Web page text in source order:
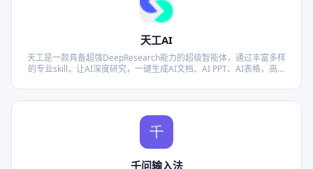
天工AI
天工是一款具备超强DeepResearch能力的超级智能体，通过丰富多样
的专业skill，让AI深度研究，一键生成AI文档、AI PPT、AI表格，高效
本等多种形式的创意内容创作，激发无限灵感。天工融合先进的多模态
理解与深度检索分析技术，一问即得科研级、专业级、咨询级的高质量
结果，帮助你摆脱繁琐事务，显著提升效率。无论你是职场白领、科研
人员、大学生、研究生，还是自媒体KOL，天工都将是你值得信赖的智
能伙伴，助你专注思考、释放创造力。
千问输入法